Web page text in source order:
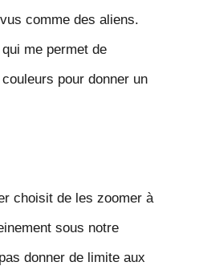
comme des aliens.
me permet de
pour donner un
choisit de les zoomer à
sous notre
donner de limite aux